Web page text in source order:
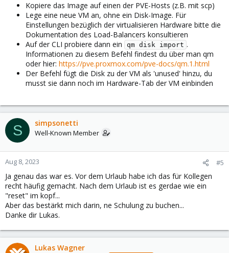
Kopiere das Image auf einen der PVE-Hosts (z.B. mit scp)
Lege eine neue VM an, ohne ein Disk-Image. Für
Einstellungen bezüglich der virtualisieren Hardware bitte die
Dokumentation des Load-Balancers konsultieren
Auf der CLI probiere dann ein
qm disk import .
Informationen zu diesem Befehl findest du über man qm
oder hier: https://pve.proxmox.com/pve-docs/qm.1.html
Der Befehl fügt die Disk zu der VM als 'unused' hinzu, du
musst sie dann noch im Hardware-Tab der VM einbinden
S simpsonetti
Well-Known Member
Aug 8, 2023 #5
Ja genau das war es. Vor dem Urlaub habe ich das für Kollegen
recht häufig gemacht. Nach dem Urlaub ist es gerdae wie ein
"reset" im kopf...
Aber das bestärkt mich darin, ne Schulung zu buchen...
Danke dir Lukas.
Lukas Wagner